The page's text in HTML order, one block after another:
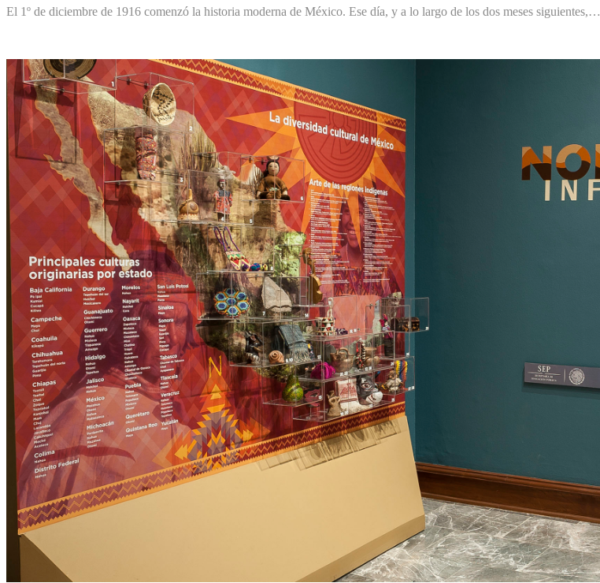
El 1º de diciembre de 1916 comenzó la historia moderna de México. Ese día, y a lo largo de los dos meses siguientes,…